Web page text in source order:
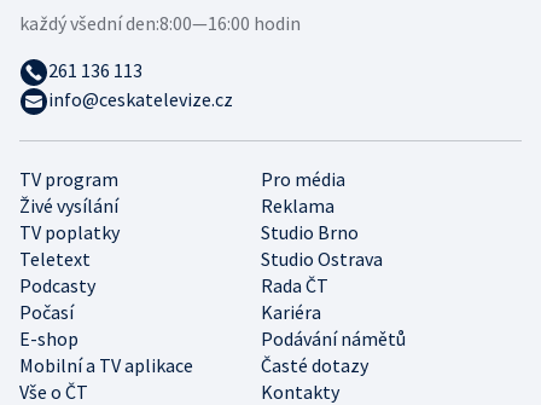
TV program
Pro média
Živé vysílání
Reklama
TV poplatky
Studio Brno
Teletext
Studio Ostrava
Podcasty
Rada ČT
Počasí
Kariéra
E-shop
Podávání námětů
Mobilní a TV aplikace
Časté dotazy
Vše o ČT
Kontakty
každý všední den:8:00—16:00 hodin
261 136 113
info@ceskatelevize.cz